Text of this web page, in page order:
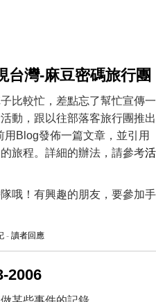
台灣-麻豆密碼旅行團
比較忙，差點忘了幫忙宣傳一
動，跟以往部落客旅行團推出
Blog發佈一篇文章，並引用
旅程。詳細的辦法，請參考活
哦！有興趣的朋友，要參加手
- 讀者回應
2006